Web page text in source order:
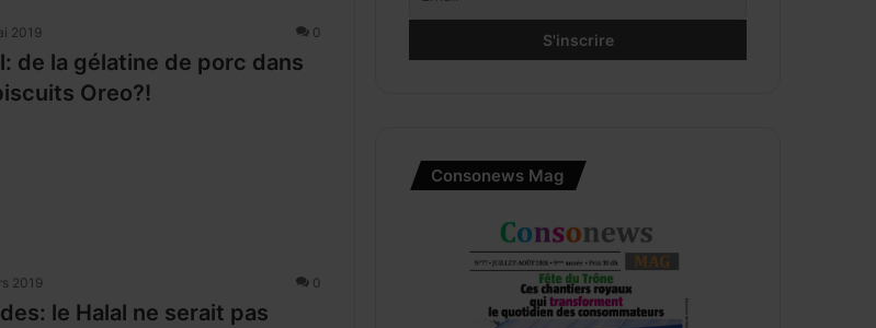
2019 0
de la gélatine de porc dans
Oreo?!
2019 0
le Halal ne serait pas
Consonews Mag